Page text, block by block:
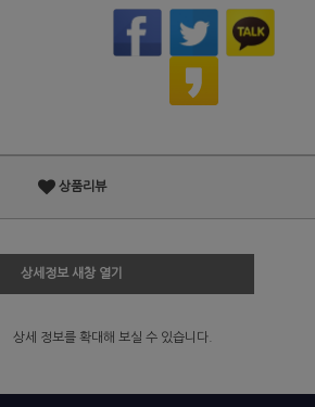
상품리뷰
상세정보 새창 열기
상세 정보를 확대해 보실 수 있습니다.